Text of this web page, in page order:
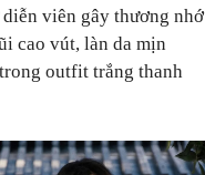
viên gây thương nhớ
cao vút, làn da mịn
outfit trắng thanh